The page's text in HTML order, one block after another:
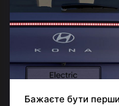
Юридична
інформація